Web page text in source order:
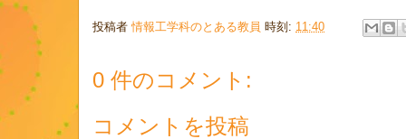
投稿者情報工学科のとある教員 時刻: 11:40
0 件のコメント:
コメントを投稿